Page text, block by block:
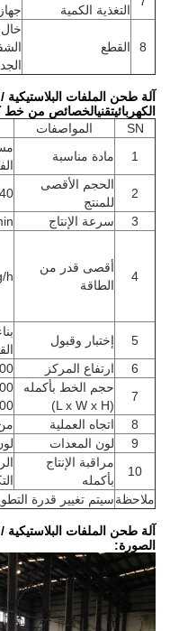
التغذية الكمية
القطع
خال
الكهربائيتقنيالخصائص من خط
SN
المواصفات
مادة مناسبة
الحجم الأقصى
للمنتج
16-40
سرعة الإنتاج
4
أقصى قدر من
الطاقة
h
5
إختبار وقبول
ارتفاع المركز
حجم الخط بأكمله
اتجاه العملية
لون المعدات
10
مراقبة الإنتاج
بأكمله
ملاحظةسيتم تغيير قدرة
آلة طحن الملفات البلاستيكية /
الصورة: